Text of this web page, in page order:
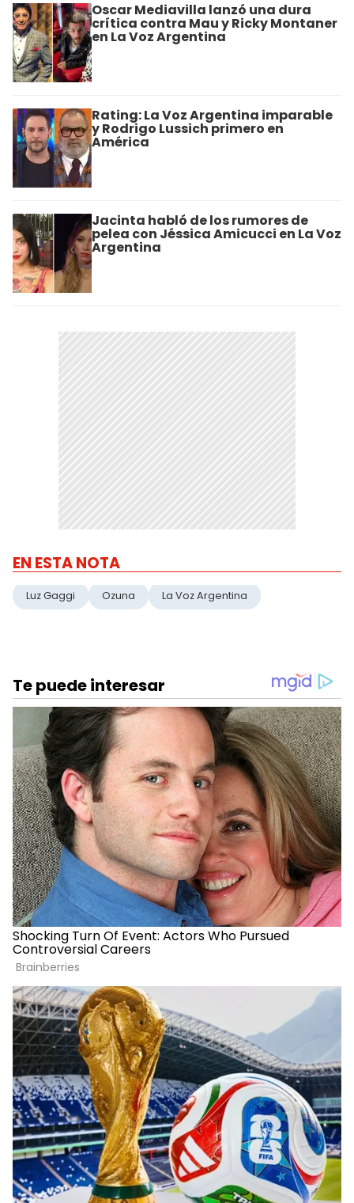
Oscar Mediavilla lanzó una dura
crítica contra Mau y Ricky Montaner
en La Voz Argentina
Rating: La Voz Argentina imparable
y Rodrigo Lussich primero en
América
Jacinta habló de los rumores de
pelea con Jéssica Amicucci en La Voz
Argentina
EN ESTA NOTA
Luz Gaggi Ozuna La Voz Argentina